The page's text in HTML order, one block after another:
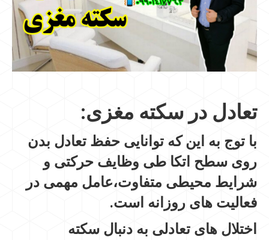
تعادل در سکته مغزی:
با توج به این که توانایی حفظ تعادل بدن
روی سطح اتکا طی وظایف حرکتی و
شرایط محیطی متفاوت،عامل مهمی در
فعالیت های روزانه است.
اختلال های تعادلی به دنبال سکته